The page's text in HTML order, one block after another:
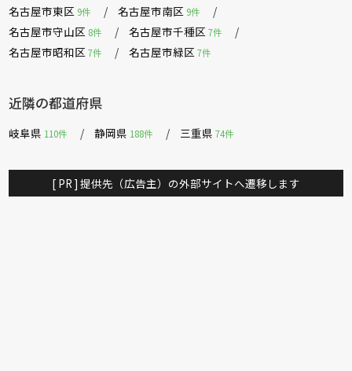
名古屋市東区 9件 名古屋市南区 9件
名古屋市守山区 8件 名古屋市千種区7件
名古屋市昭和区7件 名古屋市緑区7件
近隣の都道府県
岐阜県 110件 静岡県 188件 三重県74件
[ PR ] 提供先（広告主）の外部サイトへ遷移します